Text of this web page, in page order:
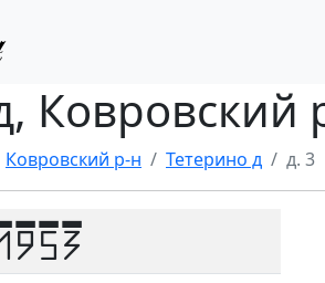
Ковровский
Ковровский р-н Тетерино д д. 3